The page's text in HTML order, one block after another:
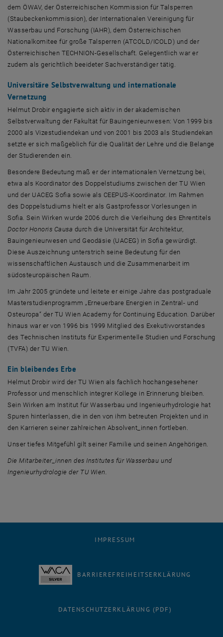
dem ÖWAV, der Österreichischen Kommission für Talsperren
(Staubeckenkommission), der Internationalen Vereinigung für
Wasserbau und Forschung (IAHR), dem Österreichischen
Nationalkomitee für große Talsperren (ATCOLD/ICOLD) und der
Österreichischen TECHNION-Gesellschaft. Gelegentlich war er
zudem als gerichtlich beeideter Sachverständiger tätig.
Universitäre Selbstverwaltung und internationale
Vernetzung
Helmut Drobir engagierte sich aktiv in der akademischen
Selbstverwaltung der Fakultät für Bauingenieurwesen: Von 1999 bis
2000 als Vizestudiendekan und von 2001 bis 2003 als Studiendekan
setzte er sich maßgeblich für die Qualität der Lehre und die Belange
der Studierenden ein.
Besondere Bedeutung maß er der internationalen Vernetzung bei,
etwa als Koordinator des Doppelstudiums zwischen der TU Wien
und der UACEG Sofia sowie als CEEPUS-Koordinator. Im Rahmen
des Doppelstudiums hielt er als Gastprofessor Vorlesungen in
Sofia. Sein Wirken wurde 2006 durch die Verleihung des Ehrentitels
Doctor Honoris Causa durch die Universität für Architektur,
Bauingenieurwesen und Geodäsie (UACEG) in Sofia gewürdigt.
Diese Auszeichnung unterstrich seine Bedeutung für den
wissenschaftlichen Austausch und die Zusammenarbeit im
südosteuropäischen Raum.
Im Jahr 2005 gründete und leitete er einige Jahre das postgraduale
Masterstudienprogramm „Erneuerbare Energien in Zentral- und
Osteuropa“ der TU Wien Academy for Continuing Education. Darüber
hinaus war er von 1996 bis 1999 Mitglied des Exekutivvorstandes
des Technischen Instituts für Experimentelle Studien und Forschung
(TVFA) der TU Wien.
Ein bleibendes Erbe
Helmut Drobir wird der TU Wien als fachlich hochangesehener
Professor und menschlich integrer Kollege in Erinnerung bleiben.
Sein Wirken am Institut für Wasserbau und Ingenieurhydrologie hat
Spuren hinterlassen, die in den von ihm betreuten Projekten und in
den Karrieren seiner zahlreichen Absolvent_innen fortleben.
Unser tiefes Mitgefühl gilt seiner Familie und seinen Angehörigen.
Die Mitarbeiter_innen des Institutes für Wasserbau und
Ingenieurhydrologie der TU Wien.
IMPRESSUM
BARRIEREFREIHEITSERKLÄRUNG
DATENSCHUTZERKLÄRUNG (PDF)